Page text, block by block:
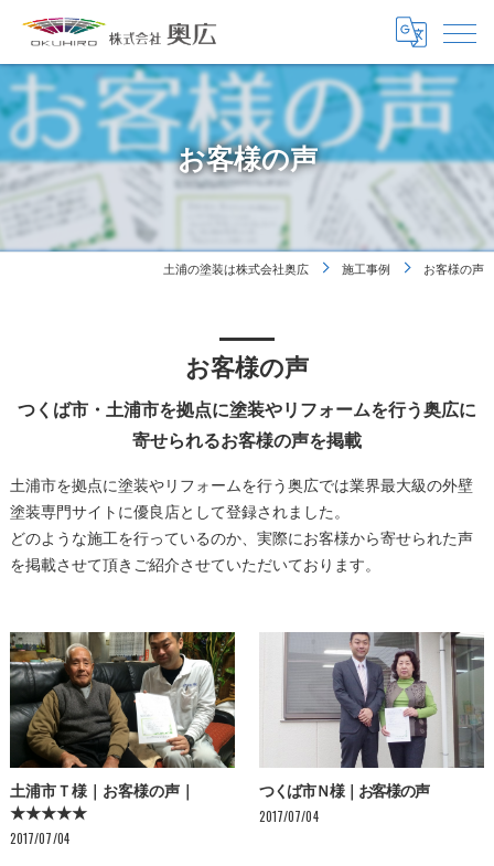
お客様の声
土浦の塗装は株式会社奥広 施工事例 お客様の声
お客様の声
つくば市・土浦市を拠点に塗装やリフォームを行う奥広に
寄せられるお客様の声を掲載
土浦市を拠点に塗装やリフォームを行う奥広では業界最大級の外壁
塗装専門サイトに優良店として登録されました。
どのような施工を行っているのか、実際にお客様から寄せられた声
を掲載させて頂きご紹介させていただいております。
土浦市Ｔ様｜お客様の声｜
★★★★★
2017/07/04
つくば市Ｎ様｜お客様の声
2017/07/04